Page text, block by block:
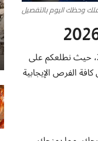
مرحباً بكم زوارنا الكرام في متابعة يومية حصرية وجديدة لتحركات الفلك والكواكب ليوم الثلاثاء 2 يونيو 2026، حيث نطلعكم على
الفرص الإيجابية